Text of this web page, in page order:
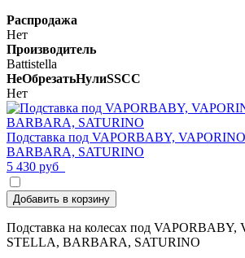
Распродажа
Нет
Производитель
Battistella
НеОбрезатьНулиSSCC
Нет
Подставка под VAPORBABY,
BARBARA, SATURINO
5 430 руб
Добавить в корзину
Подставка на колесах под VAPORBABY,
STELLA, BARBARA, SATURINO